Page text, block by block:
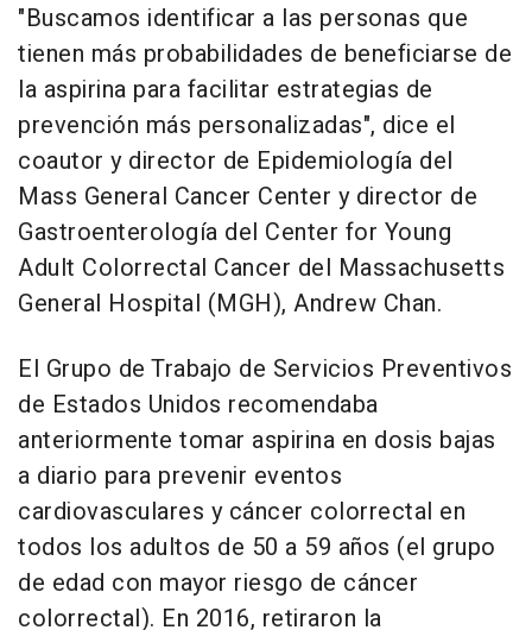
"Buscamos identificar a las personas que
tienen más probabilidades de beneficiarse de
la aspirina para facilitar estrategias de
prevención más personalizadas", dice el
coautor y director de Epidemiología del
Mass General Cancer Center y director de
Gastroenterología del Center for Young
Adult Colorrectal Cancer del Massachusetts
General Hospital (MGH), Andrew Chan.
El Grupo de Trabajo de Servicios Preventivos
de Estados Unidos recomendaba
anteriormente tomar aspirina en dosis bajas
a diario para prevenir eventos
cardiovasculares y cáncer colorrectal en
todos los adultos de 50 a 59 años (el grupo
de edad con mayor riesgo de cáncer
colorrectal). En 2016, retiraron la